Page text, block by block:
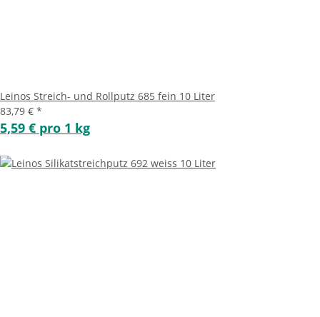
Leinos Streich- und Rollputz 685 fein 10 Liter
83,79 € *
5,59 € pro 1 kg